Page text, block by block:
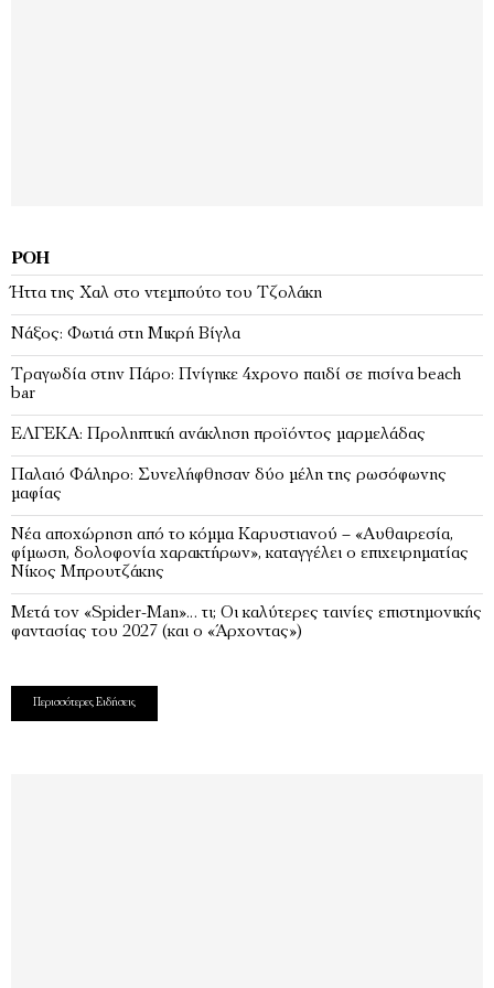
ΡΟΉ
Ήττα της Χαλ στο ντεμπούτο του Τζολάκη
Νάξος: Φωτιά στη Μικρή Βίγλα
Tραγωδία στην Πάρο: Πνίγηκε 4χρονο παιδί σε πισίνα beach
bar
ΕΛΓΕΚΑ: Προληπτική ανάκληση προϊόντος μαρμελάδας
Παλαιό Φάληρο: Συνελήφθησαν δύο μέλη της ρωσόφωνης
μαφίας
Νέα αποχώρηση από το κόμμα Καρυστιανού – «Αυθαιρεσία,
φίμωση, δολοφονία χαρακτήρων», καταγγέλει ο επιχειρηματίας
Νίκος Μπρουτζάκης
Μετά τον «Spider-Man»… τι; Oι καλύτερες ταινίες επιστημονικής
φαντασίας του 2027 (και ο «Άρχοντας»)
Περισσότερες Ειδήσεις